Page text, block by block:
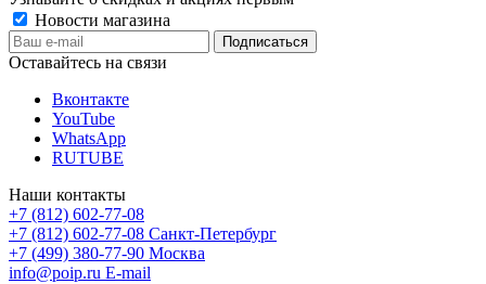
Новости магазина
Оставайтесь на связи
Вконтакте
YouTube
WhatsApp
RUTUBE
Наши контакты
+7 (812) 602-77-08
+7 (812) 602-77-08 Санкт-Петербург
+7 (499) 380-77-90 Москва
info@poip.ru E-mail